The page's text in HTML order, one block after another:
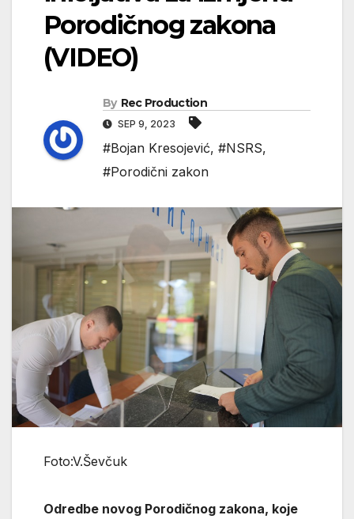
Porodičnog zakona
(VIDEO)
By Rec Production
SEP 9, 2023
#Bojan Kresojević, #NSRS,
#Porodični zakon
Foto:V.Ševčuk
Odredbe novog Porodičnog zakona, koje